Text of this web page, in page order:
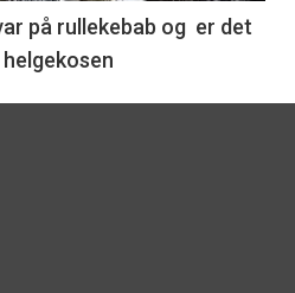
på rullekebab og er det